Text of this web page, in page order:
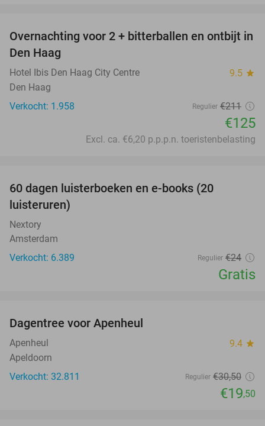
41%
Overnachting voor 2 + bitterballen en ontbijt in
Den Haag
Hotel Ibis Den Haag City Centre 9.5 star
Den Haag
Verkocht: 1.958
Regulier €211
€125
Excl. ca. €6,20 p.p.p.n. toeristenbelasting
60 dagen luisterboeken en e-books (20
luisteruren)
Nextory
Amsterdam
Verkocht: 6.389
Regulier €24
Gratis
Dagentree voor Apenheul
Apenheul 9.4 star
Apeldoorn
Verkocht: 32.811
Regulier €30,50
€19,50